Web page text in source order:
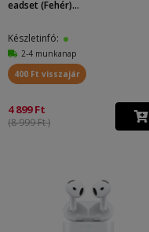
eadset (Fehér)...
Készletinfó:
2-4 munkanap
400 Ft visszajár
4 899 Ft
(8 999 Ft )